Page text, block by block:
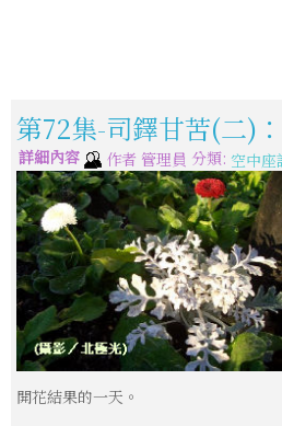
第72集-司鐸甘苦(二)
詳細內容 作者 管理員 分類: 空中座
開花結果的一天。